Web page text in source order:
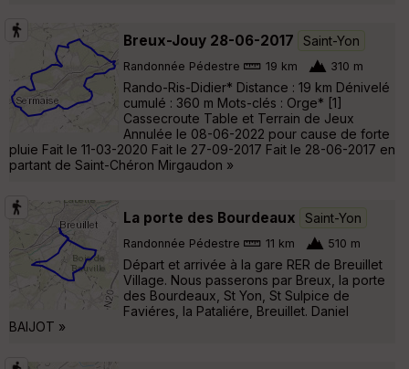
Breux-Jouy 28-06-2017 Saint-Yon
Randonnée Pédestre 19 km 310 m
Rando-Ris-Didier* Distance : 19 km Dénivelé
cumulé : 360 m Mots-clés : Orge* [1]
Cassecroute Table et Terrain de Jeux
Annulée le 08-06-2022 pour cause de forte
pluie Fait le 11-03-2020 Fait le 27-09-2017 Fait le 28-06-2017 en
partant de Saint-Chéron Mirgaudon »
La porte des Bourdeaux Saint-Yon
Randonnée Pédestre 11 km 510 m
Départ et arrivée à la gare RER de Breuillet
Village. Nous passerons par Breux, la porte
des Bourdeaux, St Yon, St Sulpice de
Faviéres, la Pataliére, Breuillet. Daniel
BAIJOT »